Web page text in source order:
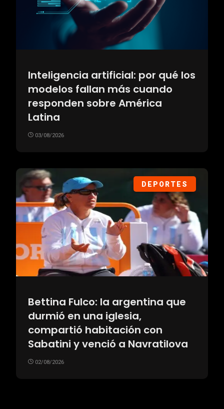
Inteligencia artificial: por qué los
modelos fallan más cuando
responden sobre América
Latina
03/08/2026
DEPORTES
Bettina Fulco: la argentina que
durmió en una iglesia,
compartió habitación con
Sabatini y venció a Navratilova
02/08/2026